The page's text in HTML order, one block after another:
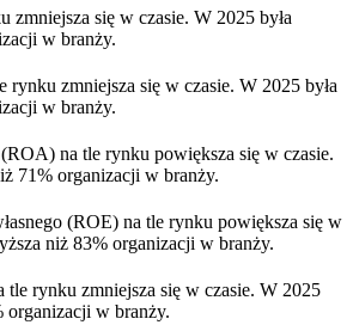
zmniejsza się w czasie. W 2025 była
w branży.
rynku zmniejsza się w czasie. W 2025 była
w branży.
na tle rynku powiększa się w czasie.
71% organizacji w branży.
(ROE) na tle rynku powiększa się w
niż 83% organizacji w branży.
tle rynku zmniejsza się w czasie. W 2025
organizacji w branży.